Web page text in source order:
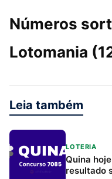
Números
Lotomania
Leia também
LOTERIA
Quina
resultado